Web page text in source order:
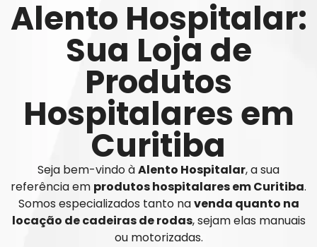
Alento Hospitalar:
Sua Loja de
Produtos
Hospitalares em
Curitiba
Seja bem-vindo àAlento Hospitalar, a sua
referência em produtos hospitalares em Curitiba.
Somos especializados tanto navenda quanto na
locação de cadeiras de rodas, sejam elas manuais
ou motorizadas.